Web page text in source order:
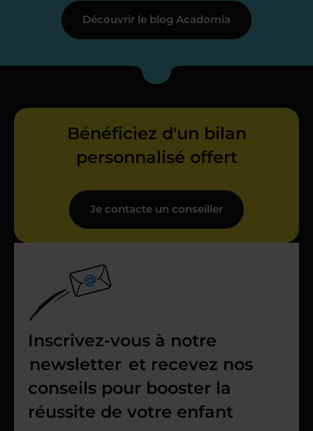
Découvrir le blog Acadomia
Bénéficiez d'un bilan
personnalisé offert
Je contacte un conseiller
Inscrivez-vous à notre
newsletter et recevez nos
conseils pour booster la
réussite de votre enfant